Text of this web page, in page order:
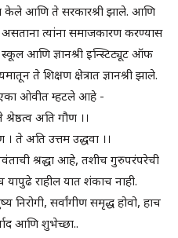
केले आणि ते सरकारश्री झाले. आणि
त्यांना समाजकारण करण्यास
स्कूल आणि ज्ञानश्री इन्स्टिट्यूट ऑफ
ते शिक्षण क्षेत्रात ज्ञानश्री झाले.
ओवीत म्हटले आहे -
अति गौण ।।
ते अति उत्तम उद्धवा ।।
श्रद्धा आहे, तशीच गुरुपरंपरेची
राहील यात शंकाच नाही.
सर्वांगीण समृद्ध होवो, हाच
आणि शुभेच्छा..